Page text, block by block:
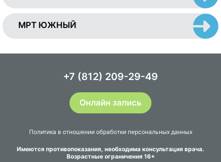
МРТ ЮЖНЫЙ
+7 (812) 209-29-49
Онлайн запись
Политика в отношении обработки персональных данных
Имеются противопоказания, необходима консультация врача.
Возрастные ограничения 16+